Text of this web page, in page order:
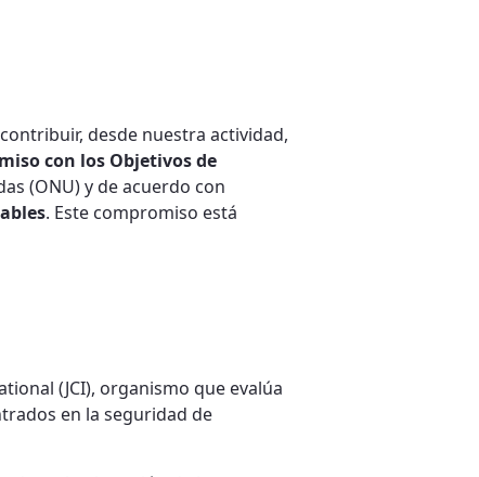
desde nuestra actividad,
con los Objetivos de
(ONU) y de acuerdo con
. Este compromiso está
(JCI), organismo que evalúa
en la seguridad de